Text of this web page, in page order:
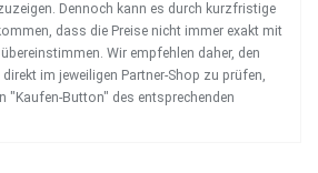
Dennoch kann es durch kurzfristige
dass die Preise nicht immer exakt mit
Wir empfehlen daher, den
im jeweiligen Partner-Shop zu prüfen,
"Kaufen-Button" des entsprechenden